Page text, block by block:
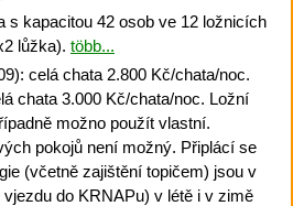
s kapacitou 42 osob ve 12 ložnicích
lůžka). több...
celá chata 2.800 Kč/chata/noc.
chata 3.000 Kč/chata/noc. Ložní
možno použít vlastní.
pokojů není možný. Připlácí se
(včetně zajištění topičem) jsou v
do KRNAPu) v létě i v zimě